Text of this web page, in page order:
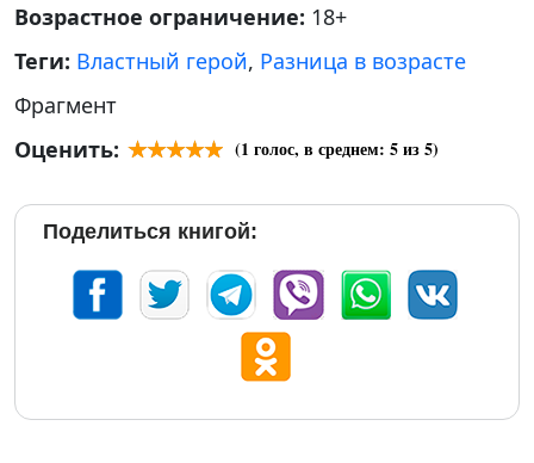
Возрастное ограничение: 18+
Теги: Властный герой, Разница в возрасте
Фрагмент
Оценить:
(1 голос, в среднем: 5из 5)
Поделиться книгой: